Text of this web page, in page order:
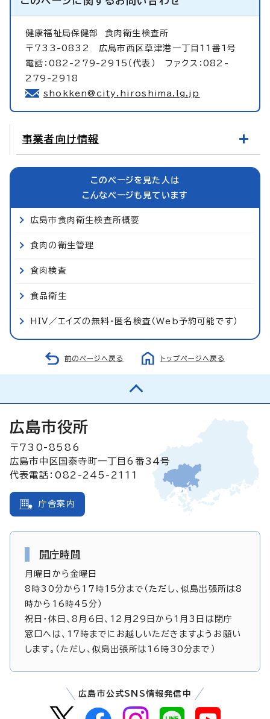
健康福祉局保健部 食肉衛生検査所
〒733-0832 広島市西区草津港一丁目11番1号
電話：082-279-2915（代表） ファクス：082-
279-2918
shokken@city.hiroshima.lg.jp
事業者向け情報
このページを見た人は
こんなページも見ています
広島市食肉衛生検査所概要
食肉の衛生管理
食肉検査
食品衛生
HIV／エイズの無料・匿名検査（Web予約可能です）
前のページへ戻る トップページへ戻る
広島市役所
〒730-8586
広島市中区国泰寺町一丁目6番34号
代表電話：082-245-2111
庁舎案内
開庁時間
月曜日から金曜日
8時30分から17時15分まで（ただし、似島出張所は8
時から16時45分）
祝日・休日、8月6日、12月29日から1月3日は閉庁
窓口へは、17時までにお越しいただきますようお願い
します。（ただし、似島出張所は16時30分まで）
広島市公式SNS情報発信中